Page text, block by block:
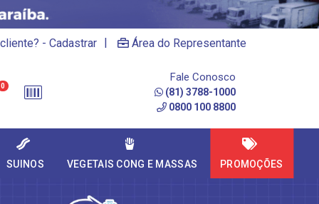
- Cadastrar | Área do Representante
0
Fale Conosco
(81) 3788-1000
0800 100 8800
SUINOS VEGETAIS CONG E MASSAS PROMOÇÕES